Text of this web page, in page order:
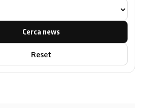
Cerca news
Reset